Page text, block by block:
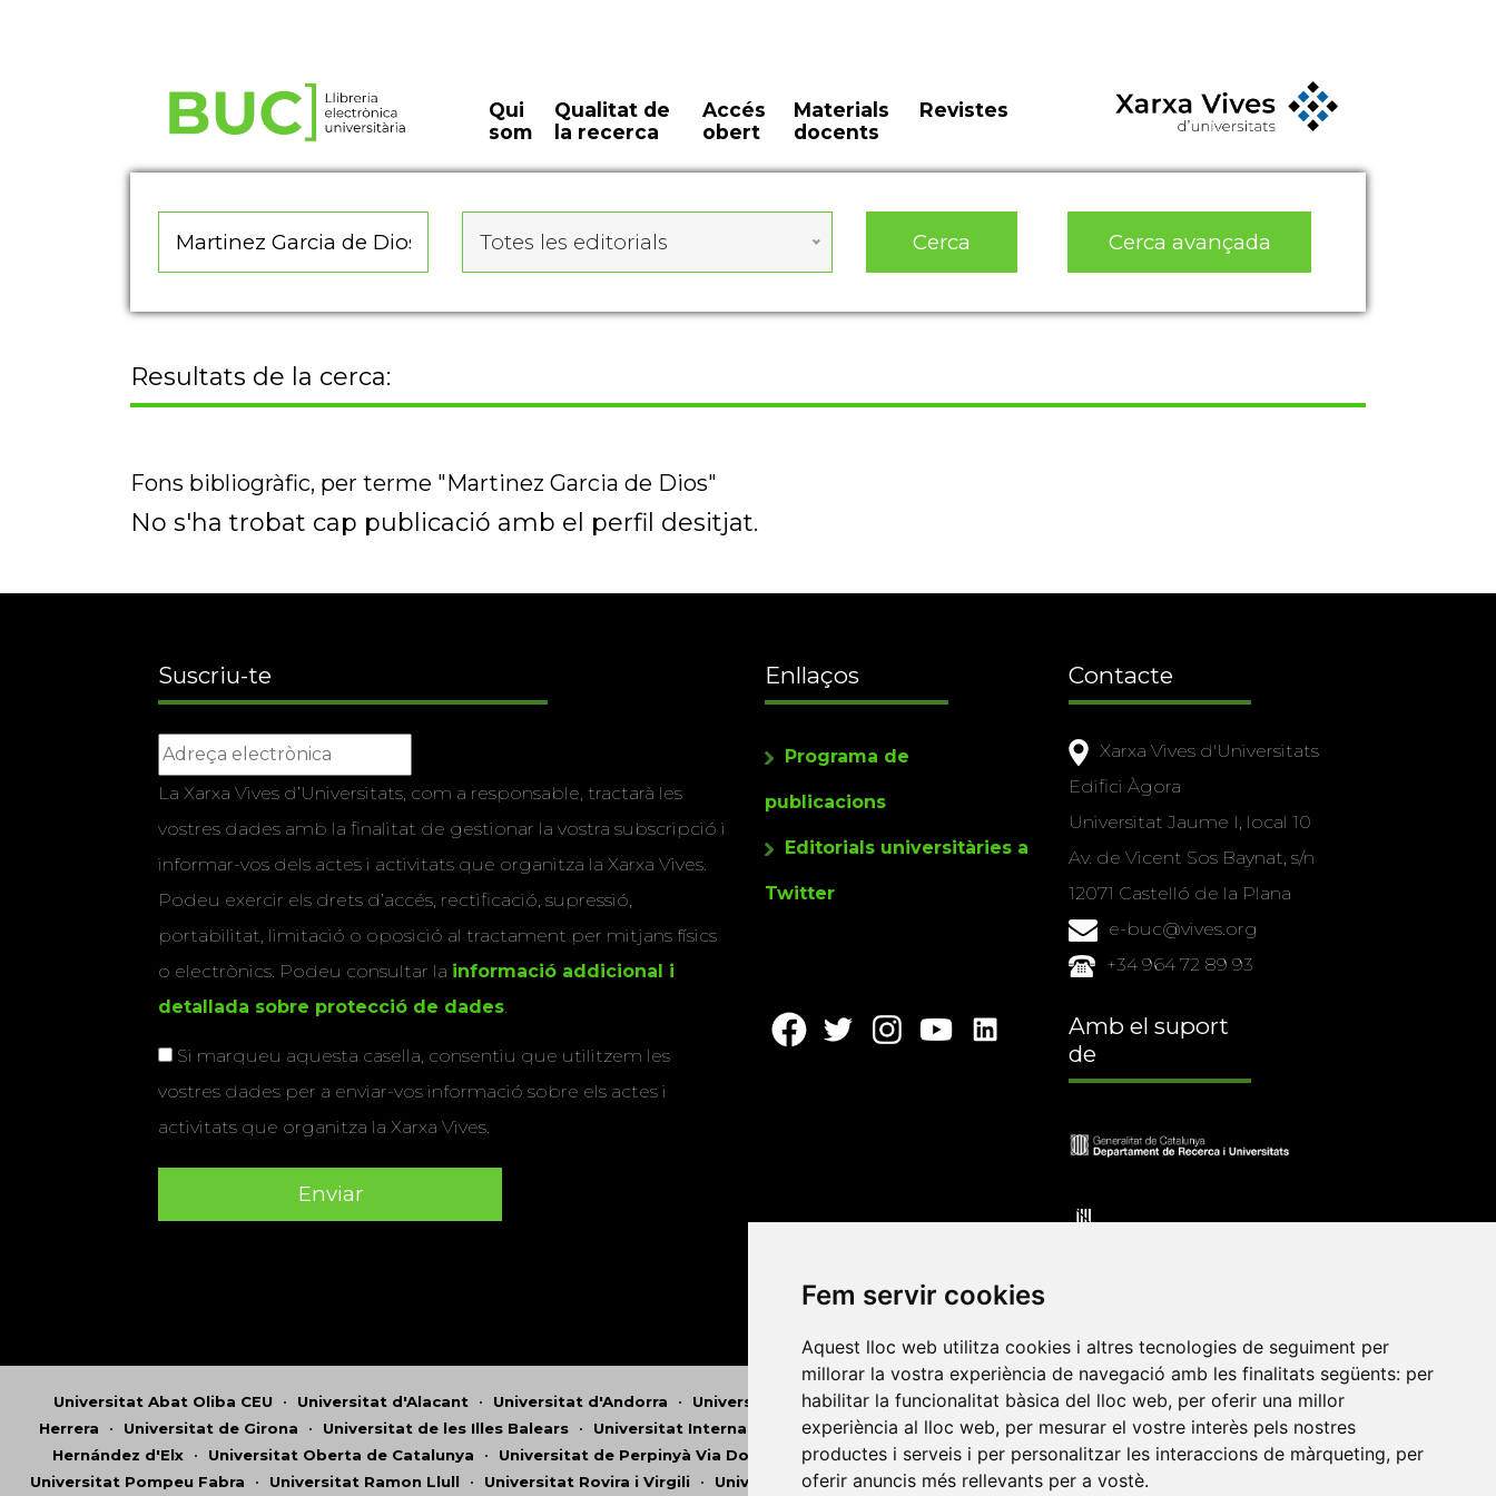
Fem servir cookies
Aquest lloc web utilitza cookies i altres tecnologies de seguiment per
millorar la vostra experiència de navegació amb les finalitats següents: per
habilitar la funcionalitat bàsica del lloc web, per oferir una millor
experiència al lloc web, per mesurar el vostre interès pels nostres
productes i serveis i per personalitzar les interaccions de màrqueting, per
oferir anuncis més rellevants per a vostè.
Qui
som
Qualitat de
la recerca
Accés
obert
Materials
docents
Revistes
Totes les editorials Cerca Cerca avançada
Resultats de la cerca:
Fons bibliogràfic, per terme "Martinez Garcia de Dios"
No s'ha trobat cap publicació amb el perfil desitjat.
Suscriu-te
La Xarxa Vives d’Universitats, com a responsable, tractarà les
vostres dades amb la finalitat de gestionar la vostra subscripció i
informar-vos dels actes i activitats que organitza la Xarxa Vives.
Podeu exercir els drets d’accés, rectificació, supressió,
portabilitat, limitació o oposició al tractament per mitjans físics
o electrònics. Podeu consultar la informació addicional i
detallada sobre protecció de dades.
Si marqueu aquesta casella, consentiu que utilitzem les
vostres dades per a enviar-vos informació sobre els actes i
activitats que organitza la Xarxa Vives.
Enllaços
Programa de
publicacions
Editorials universitàries a
Twitter
Contacte
Xarxa Vives d'Universitats
Edifici Àgora
Universitat Jaume I, local 10
Av. de Vicent Sos Baynat, s/n
12071 Castelló de la Plana
e-buc@vives.org
+34 964 72 89 93
Amb el suport
de
Universitat Abat Oliba CEU • Universitat d'Alacant • Universitat d'Andorra • Universitat Autònoma de Barcelona•Universitat de Barcelona•Universitat CEU Cardenal
Herrera • Universitat de Girona • Universitat de les Illes Balears • Universitat Internacional de Catalunya• Universitat Jaume I•Universitat de Lleida•Universitat Miguel
Hernández d'Elx • Universitat Oberta de Catalunya • Universitat de Perpinyà Via Domitia •Universitat Politècnica de Catalunya•Universitat Politècnica de València•
Universitat Pompeu Fabra • Universitat Ramon Llull • Universitat Rovira i Virgili • Universitat de Sàsser•Universitat de València•Universitat de Vic - Universitat Central de